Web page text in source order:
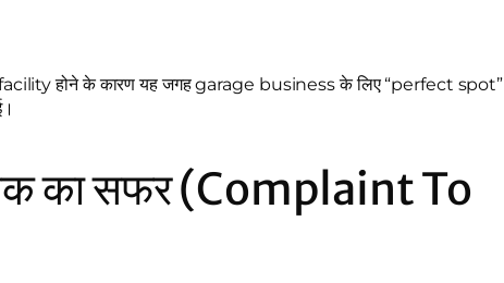
facility होने के कारण यह जगह garage business के लिए “perfect spot”
का सफर (Complaint To